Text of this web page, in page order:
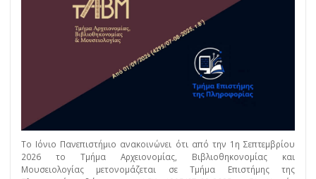
Το Ιόνιο Πανεπιστήμιο ανακοινώνει ότι από την 1η Σεπτεμβρίου
2026 το Τμήμα Αρχειονομίας, Βιβλιοθηκονομίας και
Μουσειολογίας μετονομάζεται σε Τμήμα Επιστήμης της